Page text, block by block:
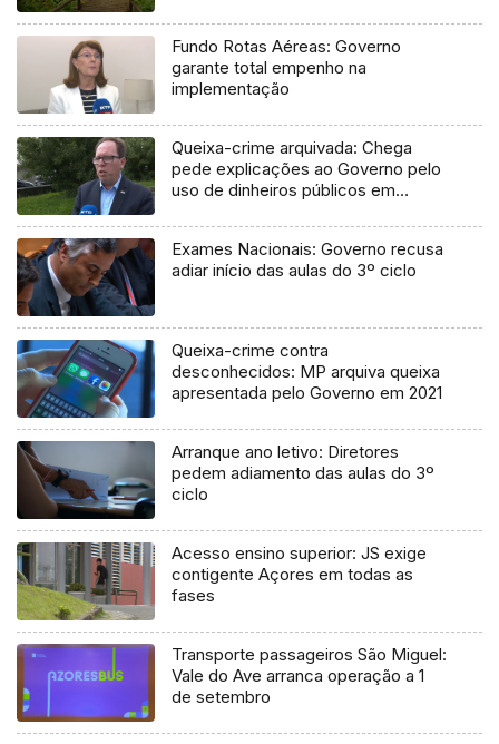
Fundo Rotas Aéreas: Governo
garante total empenho na
implementação
Queixa-crime arquivada: Chega
pede explicações ao Governo pelo
uso de dinheiros públicos em
Exames Nacionais: Governo recusa
adiar início das aulas do 3º ciclo
Queixa-crime contra
desconhecidos: MP arquiva queixa
apresentada pelo Governo em 2021
Arranque ano letivo: Diretores
pedem adiamento das aulas do 3º
ciclo
Acesso ensino superior: JS exige
contigente Açores em todas as
fases
Transporte passageiros São Miguel:
Vale do Ave arranca operação a 1
de setembro